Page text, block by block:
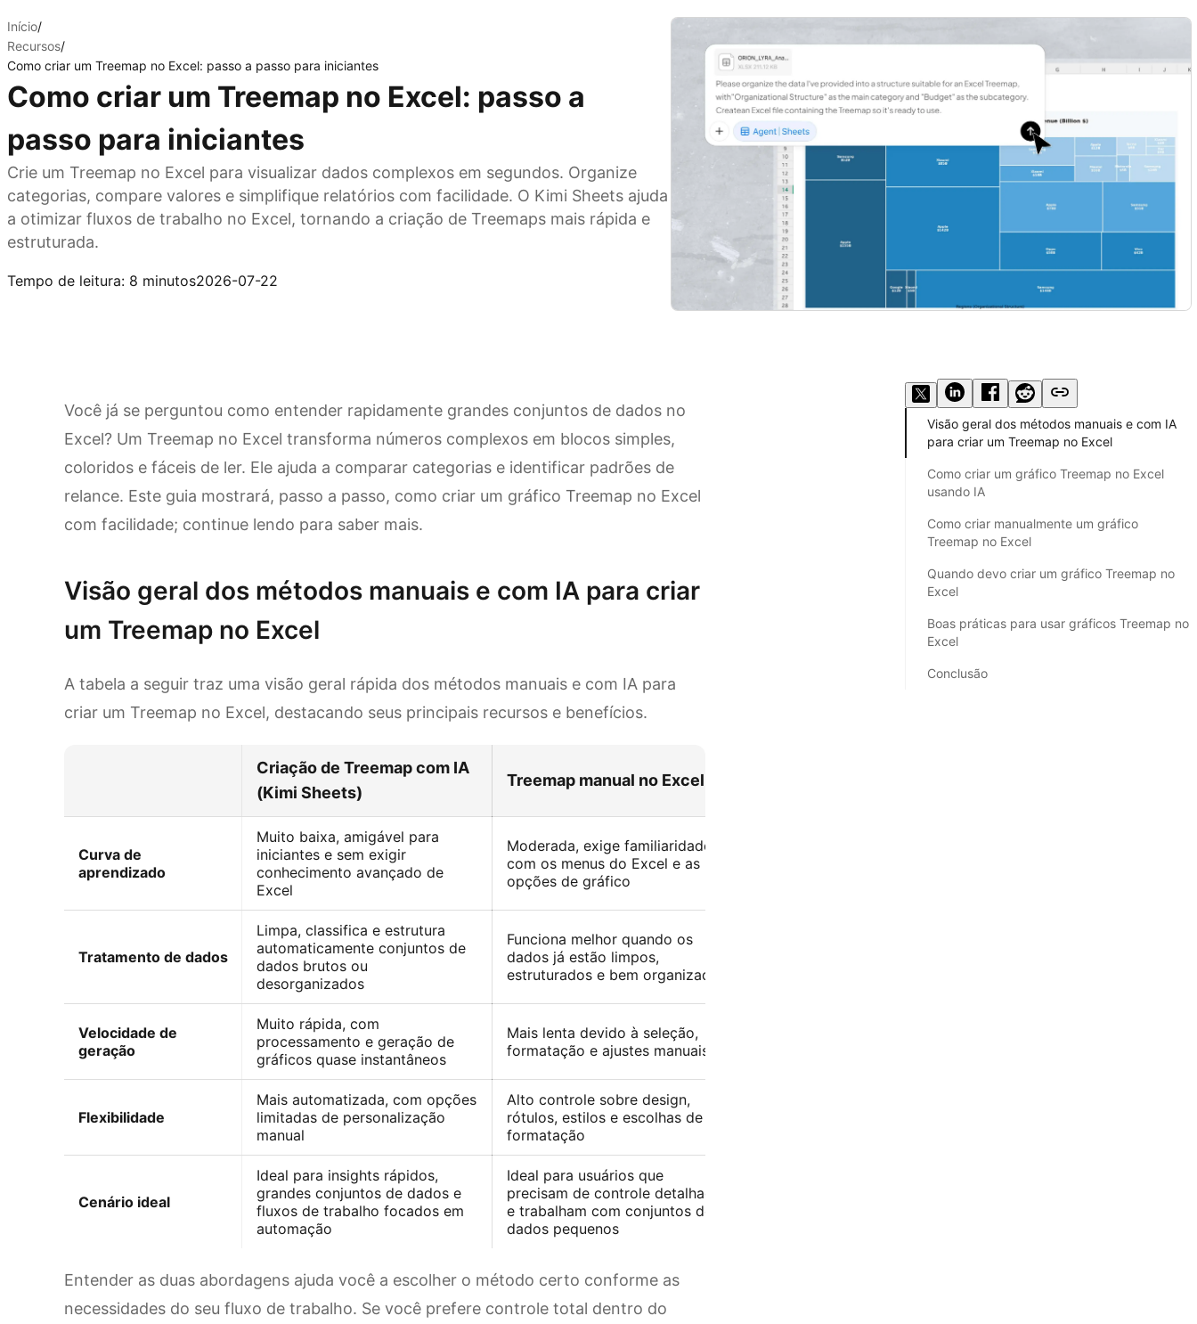
Início/
Recursos/
Como criar um Treemap no Excel: passo a passo para iniciantes
Como criar um Treemap no Excel: passo a
passo para iniciantes
Crie um Treemap no Excel para visualizar dados complexos em segundos. Organize
categorias, compare valores e simplifique relatórios com facilidade. O Kimi Sheets ajuda
a otimizar fluxos de trabalho no Excel, tornando a criação de Treemaps mais rápida e
estruturada.
Tempo de leitura: 8 minutos2026-07-22
Você já se perguntou como entender rapidamente grandes conjuntos de dados no
Excel? Um Treemap no Excel transforma números complexos em blocos simples,
coloridos e fáceis de ler. Ele ajuda a comparar categorias e identificar padrões de
relance. Este guia mostrará, passo a passo, como criar um gráfico Treemap no Excel
com facilidade; continue lendo para saber mais.
Visão geral dos métodos manuais e com IA para criar
um Treemap no Excel
A tabela a seguir traz uma visão geral rápida dos métodos manuais e com IA para
criar um Treemap no Excel, destacando seus principais recursos e benefícios.
Criação de Treemap com IA
(Kimi Sheets)
Treemap manual no Excel
Curva de
aprendizado
Muito baixa, amigável para
iniciantes e sem exigir
conhecimento avançado de
Excel
Moderada, exige familiaridade
com os menus do Excel e as
opções de gráfico
Tratamento de dados
Limpa, classifica e estrutura
automaticamente conjuntos de
dados brutos ou
desorganizados
Funciona melhor quando os
dados já estão limpos,
estruturados e bem organizados
Velocidade de
geração
Muito rápida, com
processamento e geração de
gráficos quase instantâneos
Mais lenta devido à seleção,
formatação e ajustes manuais
Flexibilidade
Mais automatizada, com opções
limitadas de personalização
manual
Alto controle sobre design,
rótulos, estilos e escolhas de
formatação
Cenário ideal
Ideal para insights rápidos,
grandes conjuntos de dados e
fluxos de trabalho focados em
automação
Ideal para usuários que
precisam de controle detalhado
e trabalham com conjuntos de
dados pequenos
Entender as duas abordagens ajuda você a escolher o método certo conforme as
necessidades do seu fluxo de trabalho. Se você prefere controle total dentro do
Visão geral dos métodos manuais e com IA
para criar um Treemap no Excel
Como criar um gráfico Treemap no Excel
usando IA
Como criar manualmente um gráfico
Treemap no Excel
Quando devo criar um gráfico Treemap no
Excel
Boas práticas para usar gráficos Treemap no
Excel
Conclusão